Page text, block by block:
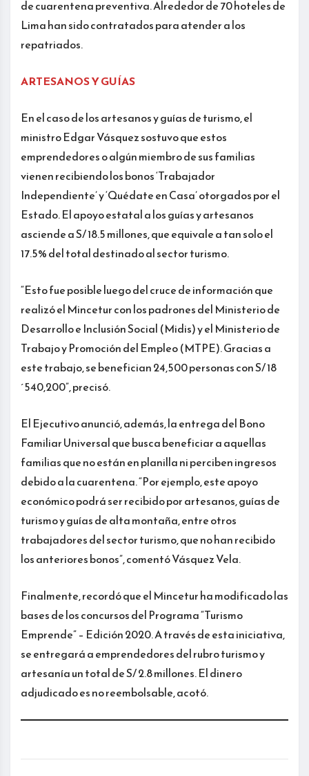
de cuarentena preventiva. Alrededor de 70 hoteles de
Lima han sido contratados para atender a los
repatriados.
ARTESANOS Y GUÍAS
En el caso de los artesanos y guías de turismo, el
ministro Edgar Vásquez sostuvo que estos
emprendedores o algún miembro de sus familias
vienen recibiendo los bonos ‘Trabajador
Independiente’ y ‘Quédate en Casa’ otorgados por el
Estado. El apoyo estatal a los guías y artesanos
asciende a S/ 18.5 millones, que equivale a tan solo el
17.5% del total destinado al sector turismo.
“Esto fue posible luego del cruce de información que
realizó el Mincetur con los padrones del Ministerio de
Desarrollo e Inclusión Social (Midis) y el Ministerio de
Trabajo y Promoción del Empleo (MTPE). Gracias a
este trabajo, se benefician 24,500 personas con S/ 18
´540,200”, precisó.
El Ejecutivo anunció, además, la entrega del Bono
Familiar Universal que busca beneficiar a aquellas
familias que no están en planilla ni perciben ingresos
debido a la cuarentena. “Por ejemplo, este apoyo
económico podrá ser recibido por artesanos, guías de
turismo y guías de alta montaña, entre otros
trabajadores del sector turismo, que no han recibido
los anteriores bonos”, comentó Vásquez Vela.
Finalmente, recordó que el Mincetur ha modificado las
bases de los concursos del Programa “Turismo
Emprende” – Edición 2020. A través de esta iniciativa,
se entregará a emprendedores del rubro turismo y
artesanía un total de S/ 2.8 millones. El dinero
adjudicado es no reembolsable, acotó.